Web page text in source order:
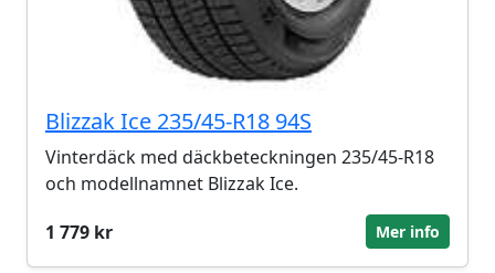
Blizzak Ice 235/45-R18 94S
Vinterdäck med däckbeteckningen 235/45-R18
och modellnamnet Blizzak Ice.
1 779 kr
Mer info